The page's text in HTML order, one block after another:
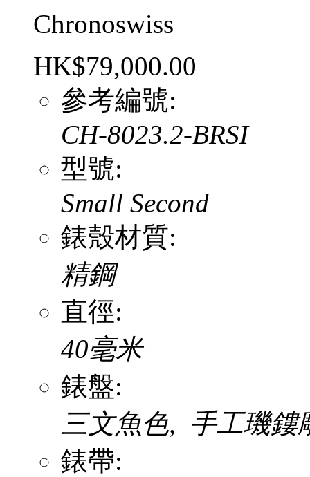
Chronoswiss
HK$79,000.00
參考編號:
CH-8023.2-BRSI
型號:
Small Second
錶殼材質:
精鋼
直徑:
40毫米
錶盤:
三文魚色, 手工璣
錶帶: